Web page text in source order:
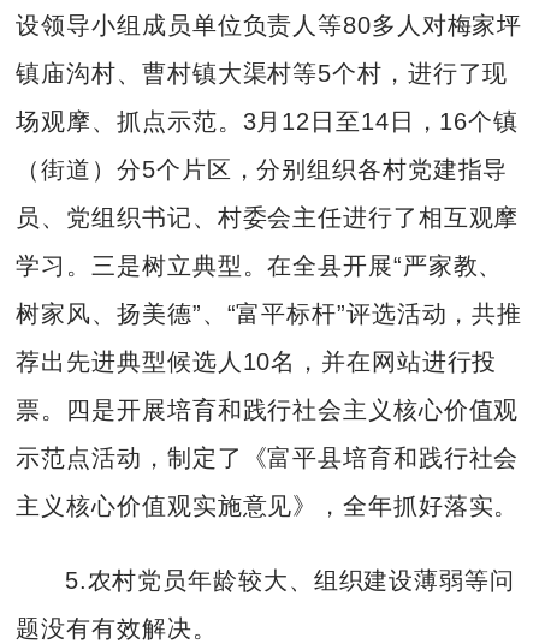
设领导小组成员单位负责人等80多人对梅家坪
镇庙沟村、曹村镇大渠村等5个村，进行了现
场观摩、抓点示范。3月12日至14日，16个镇
（街道）分5个片区，分别组织各村党建指导
员、党组织书记、村委会主任进行了相互观摩
学习。三是树立典型。在全县开展“严家教、
树家风、扬美德”、“富平标杆”评选活动，共推
荐出先进典型候选人10名，并在网站进行投
票。四是开展培育和践行社会主义核心价值观
示范点活动，制定了《富平县培育和践行社会
主义核心价值观实施意见》，全年抓好落实。
5.农村党员年龄较大、组织建设薄弱等问
题没有有效解决。